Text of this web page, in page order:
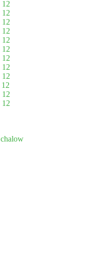
12
12
12
12
12
12
12
12
12
12
12
12
chalow